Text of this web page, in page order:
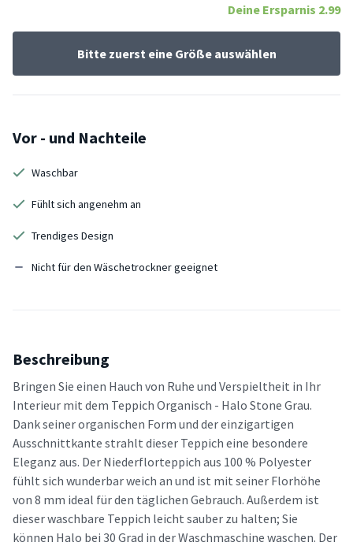
Deine Ersparnis 2.99
Bitte zuerst eine Größe auswählen
Vor - und Nachteile
Waschbar
Fühlt sich angenehm an
Trendiges Design
Nicht für den Wäschetrockner geeignet
Beschreibung
Bringen Sie einen Hauch von Ruhe und Verspieltheit in Ihr
Interieur mit dem Teppich Organisch - Halo Stone Grau.
Dank seiner organischen Form und der einzigartigen
Ausschnittkante strahlt dieser Teppich eine besondere
Eleganz aus. Der Niederflorteppich aus 100 % Polyester
fühlt sich wunderbar weich an und ist mit seiner Florhöhe
von 8 mm ideal für den täglichen Gebrauch. Außerdem ist
dieser waschbare Teppich leicht sauber zu halten; Sie
können Halo bei 30 Grad in der Waschmaschine waschen. Der